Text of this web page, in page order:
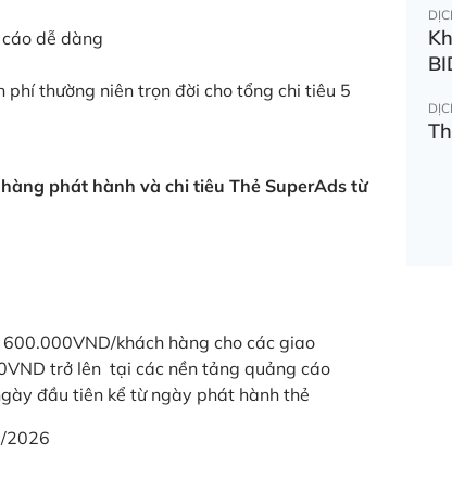
dễ dàng
thường niên trọn đời cho tổng chi tiêu 5
phát hành và chi tiêu Thẻ SuperAds từ
khách hàng cho các giao
trở lên tại các nền tảng quảng cáo
đầu tiên kể từ ngày phát hành thẻ
2026